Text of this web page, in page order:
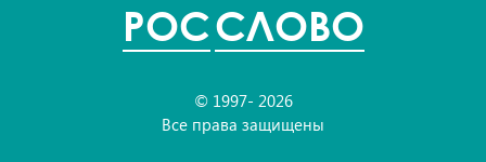
POCСЛОВО
© 1997- 2026
Все права защищены